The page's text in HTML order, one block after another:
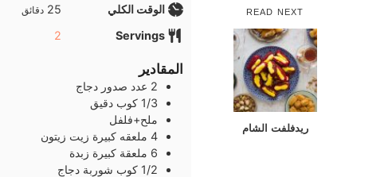
READ NEXT
ريدفلفت الشام
الوقت الكلي 25دقائق
دقائق
Servings
2
المقادير
2 عدد صدور دجاج
1/3 كوب دقيق
ملح+فلفل
4 ملعقه كبيرة زيت زيتون
6 ملعقة كبيرة زبدة
1/2 كوب شوربة دجاج